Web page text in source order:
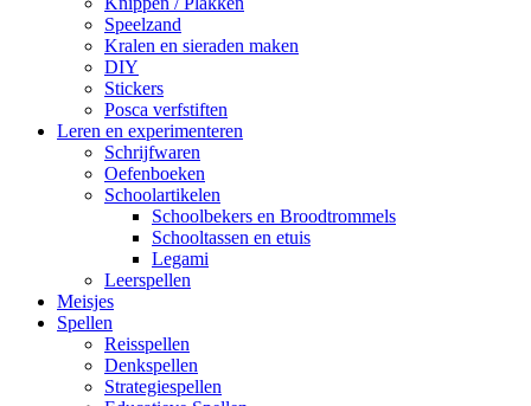
Speelzand
Kralen en sieraden maken
DIY
Stickers
Posca verfstiften
Leren en experimenteren
Schrijfwaren
Oefenboeken
Schoolartikelen
Schoolbekers en Broodtrommels
Schooltassen en etuis
Legami
Leerspellen
Meisjes
Spellen
Reisspellen
Denkspellen
Strategiespellen